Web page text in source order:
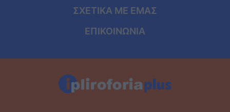
ΣΧΕΤΙΚΑ ΜΕ ΕΜΑΣ
ΕΠΙΚΟΙΝΩΝΙΑ